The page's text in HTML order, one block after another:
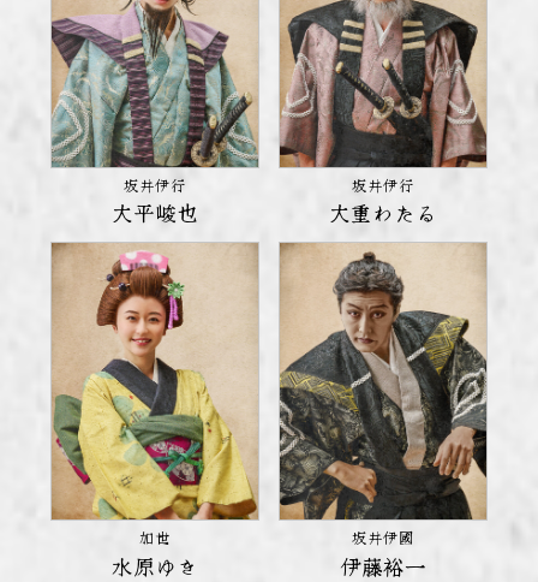
坂井伊行
大平峻也
坂井伊行
大重わたる
加世
水原ゆき
坂井伊國
伊藤裕一